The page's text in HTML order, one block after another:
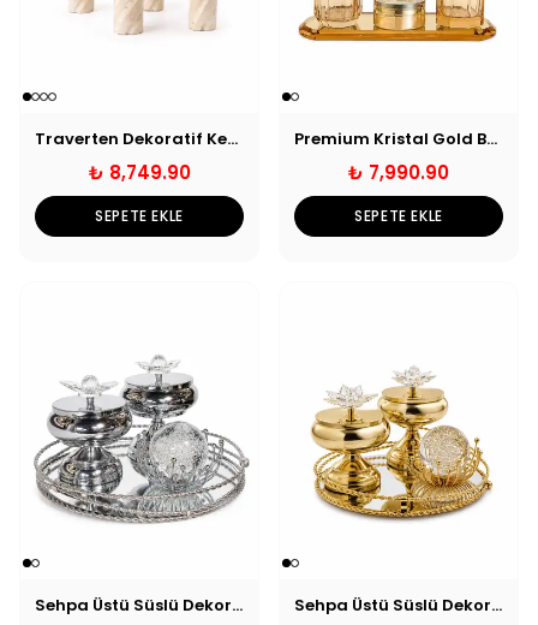
Traverten Dekoratif Kemer Obje
₺ 8,749.90
SEPETE EKLE
Premium Kristal Gold Banyo Seti
₺ 7,990.90
SEPETE EKLE
Sehpa Üstü Süslü Dekoratif Tepsi Seti - Gümüş Sehpa Üstü Süslü Dekoratif Tepsi Seti - Gold